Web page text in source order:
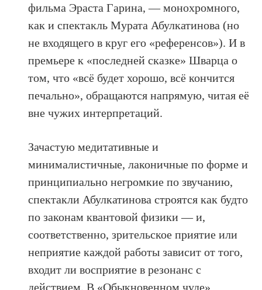
фильма Эраста Гарина, — монохромного,
как и спектакль Мурата Абулкатинова (но
не входящего в круг его «референсов»). И в
премьере к «последней сказке» Шварца о
том, что «всё будет хорошо, всё кончится
печально», обращаются напрямую, читая её
вне чужих интерпретаций.
Зачастую медитативные и
минималистичные, лаконичные по форме и
принципиально негромкие по звучанию,
спектакли Абулкатинова строятся как будто
по законам квантовой физики — и,
соответственно, зрительское приятие или
неприятие каждой работы зависит от того,
входит ли восприятие в резонанс с
действием. В «Обыкновенном чуде»